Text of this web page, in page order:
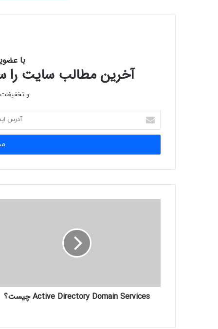
با
آخرین مطالب سایت را
و تخفیفات
ایمیل
خود
وارد
Active Directory Domain Services چیست؟